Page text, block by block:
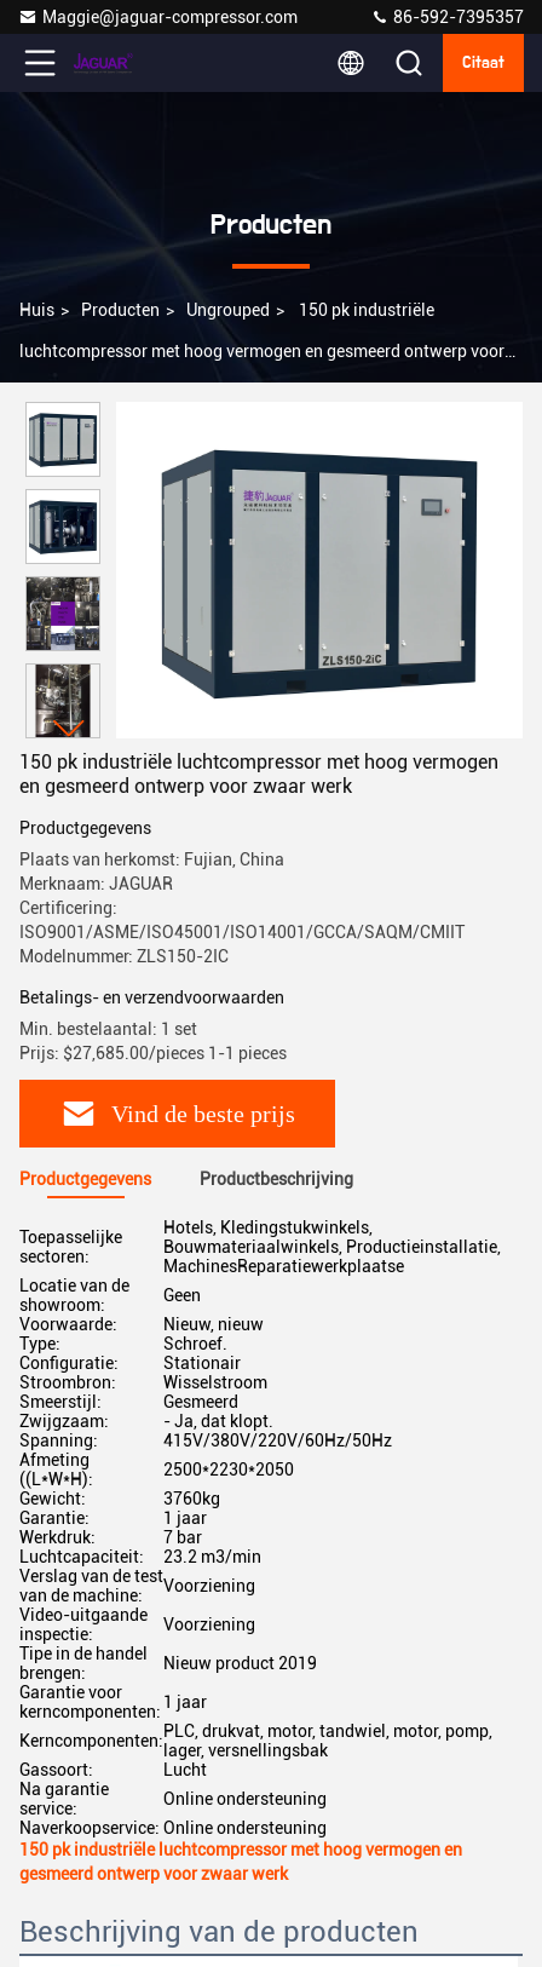
Maggie@jaguar-compressor.com 86-592-7395357
Citaat
Producten
Huis > Producten > Ungrouped > 150 pk industriële
luchtcompressor met hoog vermogen en gesmeerd ontwerp voor
150 pk industriële luchtcompressor met hoog vermogen
en gesmeerd ontwerp voor zwaar werk
Productgegevens
Plaats van herkomst: Fujian, China
Merknaam: JAGUAR
Certificering:
ISO9001/ASME/ISO45001/ISO14001/GCCA/SAQM/CMIIT
Modelnummer: ZLS150-2IC
Betalings- en verzendvoorwaarden
Min. bestelaantal: 1 set
Prijs: $27,685.00/pieces 1-1 pieces
Vind de beste prijs
Productgegevens Productbeschrijving
Toepasselijke
sectoren:
Hotels, Kledingstukwinkels,
Bouwmateriaalwinkels, Productieinstallatie,
MachinesReparatiewerkplaatse
Locatie van de
showroom:
Geen
Voorwaarde:
Nieuw, nieuw
Type:
Schroef.
Configuratie:
Stationair
Stroombron:
Wisselstroom
Smeerstijl:
Gesmeerd
Zwijgzaam:
- Ja, dat klopt.
Spanning:
415V/380V/220V/60Hz/50Hz
Afmeting
((L*W*H):
2500*2230*2050
Gewicht:
3760kg
Garantie:
1 jaar
Werkdruk:
7 bar
Luchtcapaciteit:
23.2 m3/min
Verslag van de test
van de machine:
Voorziening
Video-uitgaande
inspectie:
Voorziening
Tipe in de handel
brengen:
Nieuw product 2019
Garantie voor
kerncomponenten: 1 jaar
Kerncomponenten:PLC, drukvat, motor, tandwiel, motor, pomp,
lager, versnellingsbak
Gassoort:
Lucht
Na garantie
service:
Online ondersteuning
Naverkoopservice: Online ondersteuning
150 pk industriële luchtcompressor met hoog vermogen en
gesmeerd ontwerp voor zwaar werk
Beschrijving van de producten